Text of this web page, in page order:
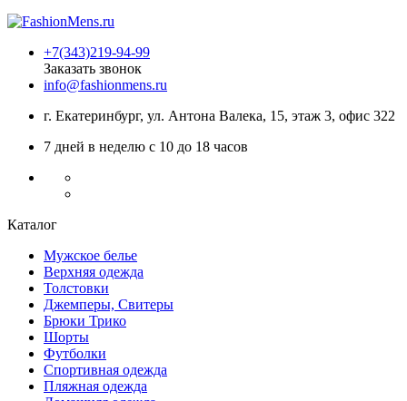
+7(343)219-94-99
Заказать звонок
info@fashionmens.ru
г. Екатеринбург, ул. Антона Валека, 15, этаж 3, офис 322
7 дней в неделю с 10 до 18 часов
Каталог
Мужское белье
Верхняя одежда
Толстовки
Джемперы, Свитеры
Брюки Трико
Шорты
Футболки
Спортивная одежда
Пляжная одежда